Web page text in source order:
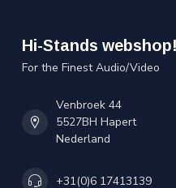
Hi-Stands webshop!
For the Finest Audio/Video
Venbroek 44
5527BH Hapert
Nederland
+31(0)6 17413139